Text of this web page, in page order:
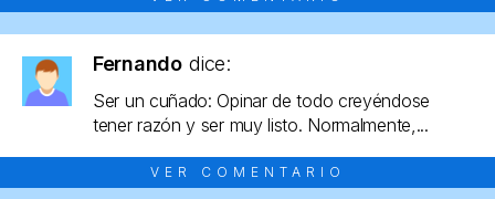
Fernando dice:
Ser un cuñado: Opinar de todo creyéndose
tener razón y ser muy listo. Normalmente,...
VER COMENTARIO